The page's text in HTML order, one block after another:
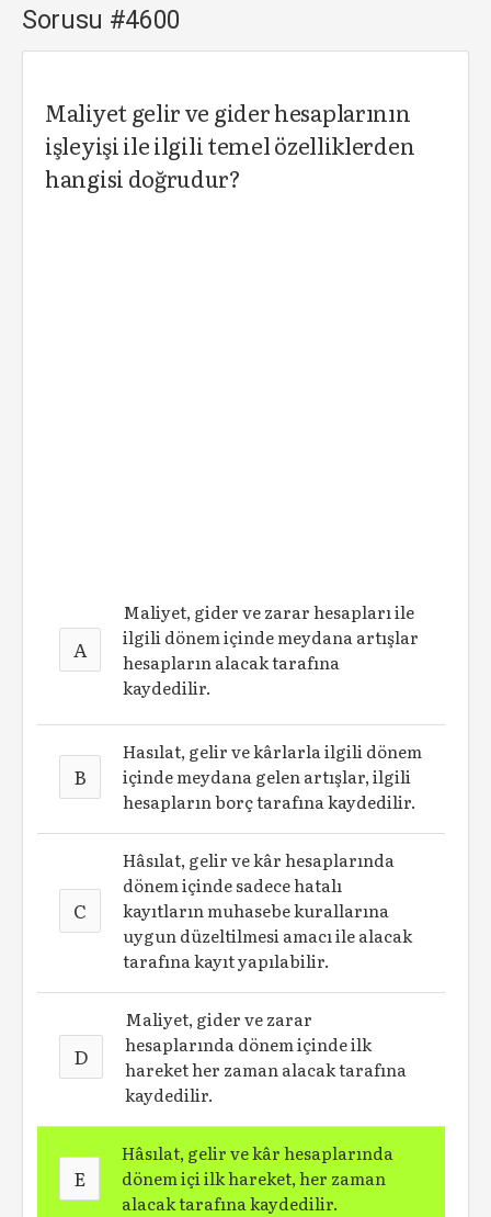
Sorusu #4600
Maliyet gelir ve gider hesaplarının
işleyişi ile ilgili temel özelliklerden
hangisi doğrudur?
A
Maliyet, gider ve zarar hesapları ile
ilgili dönem içinde meydana artışlar
hesapların alacak tarafına
kaydedilir.
B
Hasılat, gelir ve kârlarla ilgili dönem
içinde meydana gelen artışlar, ilgili
hesapların borç tarafına kaydedilir.
C
Hâsılat, gelir ve kâr hesaplarında
dönem içinde sadece hatalı
kayıtların muhasebe kurallarına
uygun düzeltilmesi amacı ile alacak
tarafına kayıt yapılabilir.
D
Maliyet, gider ve zarar
hesaplarında dönem içinde ilk
hareket her zaman alacak tarafına
kaydedilir.
E
Hâsılat, gelir ve kâr hesaplarında
dönem içi ilk hareket, her zaman
alacak tarafına kaydedilir.